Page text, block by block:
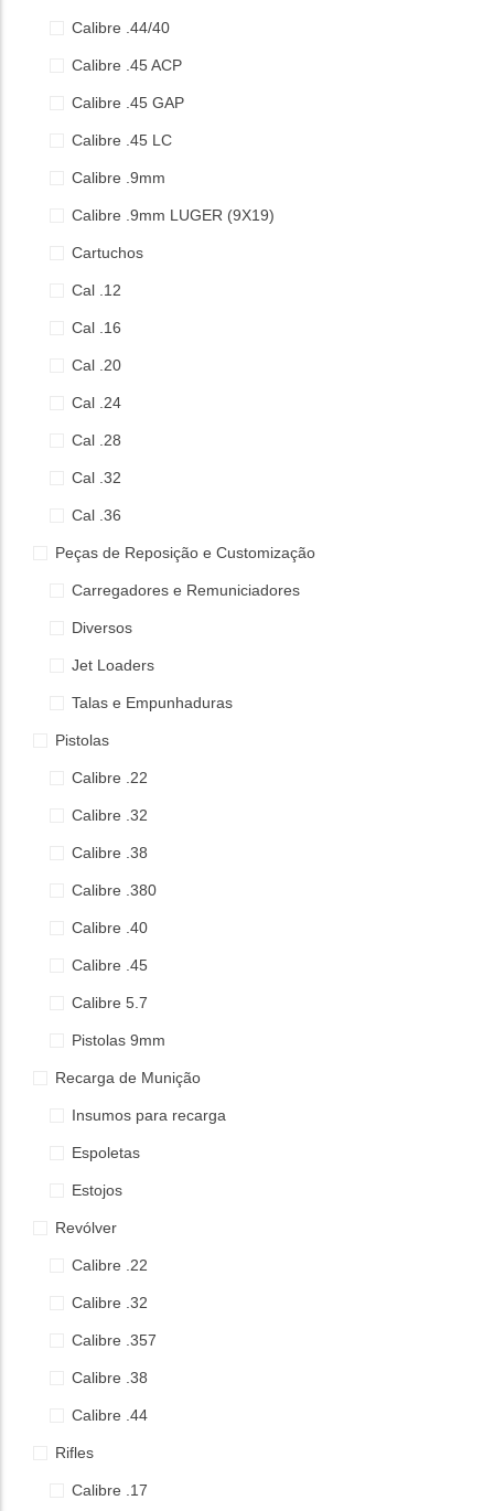
Calibre .44/40
Calibre .45 ACP
Calibre .45 GAP
Calibre .45 LC
Calibre .9mm
Calibre .9mm LUGER (9X19)
Cartuchos
Cal .12
Cal .16
Cal .20
Cal .24
Cal .28
Cal .32
Cal .36
Peças de Reposição e Customização
Carregadores e Remuniciadores
Diversos
Jet Loaders
Talas e Empunhaduras
Pistolas
Calibre .22
Calibre .32
Calibre .38
Calibre .380
Calibre .40
Calibre .45
Calibre 5.7
Pistolas 9mm
Recarga de Munição
Insumos para recarga
Espoletas
Estojos
Revólver
Calibre .22
Calibre .32
Calibre .357
Calibre .38
Calibre .44
Rifles
Calibre .17